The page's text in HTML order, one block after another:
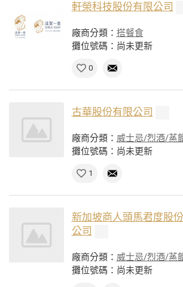
軒榮科技股份有限公司
廠商分類： 搭餐食
攤位號碼：尚未更新
0
古華股份有限公司
廠商分類： 威士忌/烈酒/蒸
攤位號碼：尚未更新
1
新加坡商人頭馬君度股
公司
廠商分類： 威士忌/烈酒/蒸
攤位號碼：尚未更新